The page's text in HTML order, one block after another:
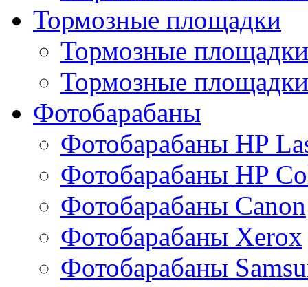
Тормозные площадки
Тормозные
Тормозные
Фотобарабаны
Фотобарабаны HP
Фотобарабаны HP
Фотобарабаны Canon
Фотобарабаны Xerox
Фотобарабаны